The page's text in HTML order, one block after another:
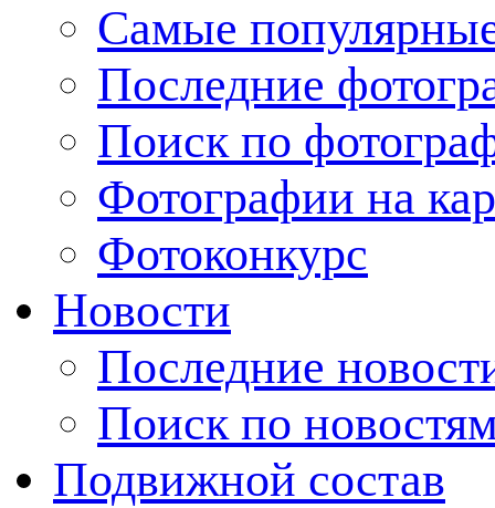
Cамые
Последние
Поиск по
Фотографии на
Фотоконкурс
Новости
Последние
Поиск по
Подвижной состав